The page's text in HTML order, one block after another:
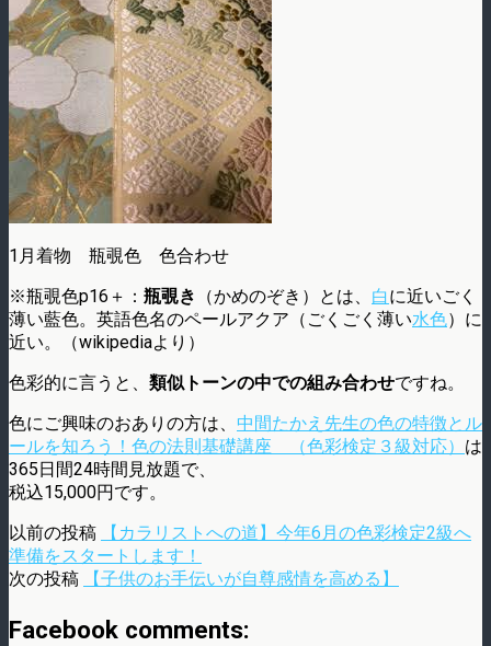
1月着物 瓶覗色 色合わせ
※瓶覗色p16＋： 瓶覗き （かめのぞき）とは、 白に近いごく
薄い藍色。英語色名のペールアクア（ごくごく薄い水色）に
近い。（wikipediaより）
色彩的に言うと、 類似トーンの中での組み合わせですね。
色にご興味のおありの方は、 中間たかえ先生の色の特徴とル
ールを知ろう！色の法則基礎講座 （色彩検定３級対応） は
365日間24時間見放題で、
税込15,000円です。
以前の投稿
【カラリストへの道】今年6月の色彩検定2級へ
準備をスタートします！
次の投稿
【子供のお手伝いが自尊感情を高める】
Facebook comments: